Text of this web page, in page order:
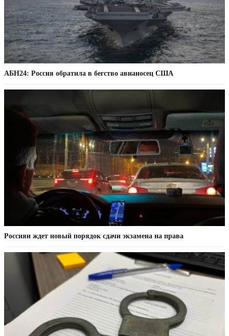
АБН24: Россия обратила в бегство авианосец США
Россиян ждет новый порядок сдачи экзамена на права